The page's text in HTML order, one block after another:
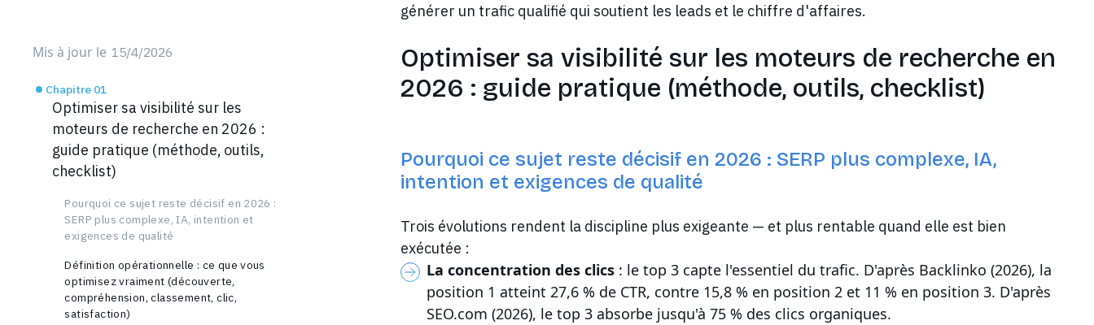
Mis à jour le 15/4/2026
Chapitre 01
Optimiser sa visibilité sur les
moteurs de recherche en 2026 :
guide pratique (méthode, outils,
checklist)
Pourquoi ce sujet reste décisif en 2026 :
SERP plus complexe, IA, intention et
exigences de qualité
Définition opérationnelle : ce que vous
optimisez vraiment (découverte,
compréhension, classement, clic,
satisfaction)
générer un trafic qualifié qui soutient les leads et le chiffre d'affaires.
Optimiser sa visibilité sur les moteurs de recherche en
2026 : guide pratique (méthode, outils, checklist)
Pourquoi ce sujet reste décisif en 2026 : SERP plus complexe, IA,
intention et exigences de qualité
Trois évolutions rendent la discipline plus exigeante — et plus rentable quand elle est bien
exécutée :
La concentration des clics: le top 3 capte l'essentiel du trafic. D'après Backlinko (2026), la
position 1 atteint 27,6 % de CTR, contre 15,8 % en position 2 et 11 % en position 3. D'après
SEO.com (2026), le top 3 absorbe jusqu'à 75 % des clics organiques.